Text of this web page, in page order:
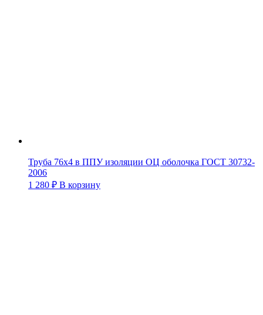
Труба 76х4 в ППУ изоляции ОЦ оболочка ГОСТ 30732-
2006
1 280 ₽ В корзину